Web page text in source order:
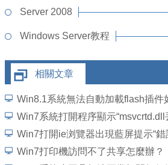
Server 2008
Windows Server教程
相關文章
Win8.1系統無法自動加載flash插件
Win7打印機訪問不了共享怎麼辦？